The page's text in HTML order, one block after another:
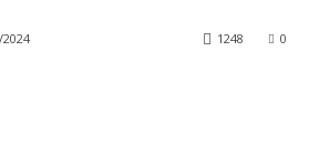
0
1248